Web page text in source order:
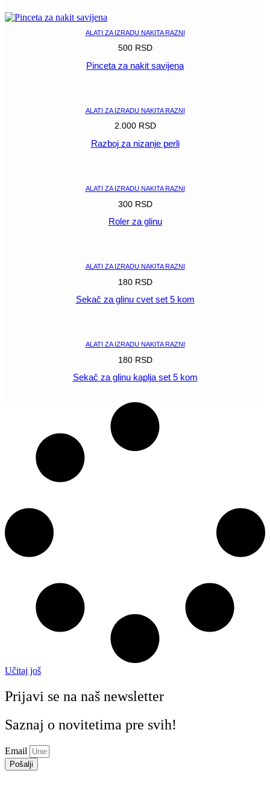
ALATI ZA IZRADU NAKITA RAZNI
500 RSD
Pinceta za nakit savijena
ALATI ZA IZRADU NAKITA RAZNI
2.000 RSD
Razboj za nizanje perli
ALATI ZA IZRADU NAKITA RAZNI
300 RSD
Roler za glinu
ALATI ZA IZRADU NAKITA RAZNI
180 RSD
Sekač za glinu cvet set 5 kom
ALATI ZA IZRADU NAKITA RAZNI
180 RSD
Sekač za glinu kaplja set 5 kom
Učitaj još
Prijavi se na naš newsletter
Saznaj o novitetima pre svih!
Email
Pošalji